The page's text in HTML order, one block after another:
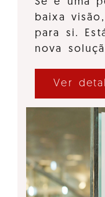
baixa
para si.
nova
Ver